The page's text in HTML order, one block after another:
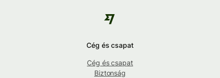
Cég és csapat
Cég és csapat
Biztonság